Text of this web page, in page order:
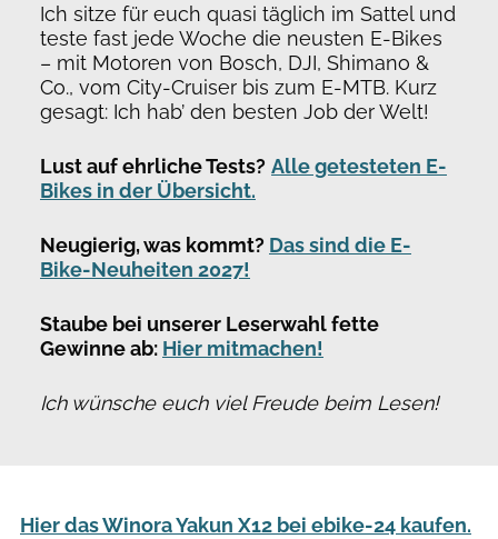
Ich sitze für euch quasi täglich im Sattel und
teste fast jede Woche die neusten E-Bikes
– mit Motoren von Bosch, DJI, Shimano &
Co., vom City-Cruiser bis zum E-MTB. Kurz
gesagt: Ich hab’ den besten Job der Welt!
Lust auf ehrliche Tests? Alle getesteten E-
Bikes in der Übersicht.
Neugierig, was kommt? Das sind die E-
Bike-Neuheiten 2027!
Staube bei unserer Leserwahl fette
Gewinne ab: Hier mitmachen!
Ich wünsche euch viel Freude beim Lesen!
Hier das Winora Yakun X12 bei ebike-24 kaufen.